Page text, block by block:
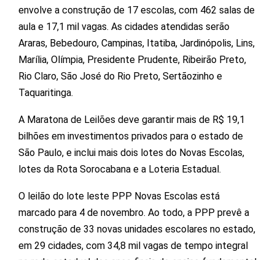
envolve a construção de 17 escolas, com 462 salas de
aula e 17,1 mil vagas. As cidades atendidas serão
Araras, Bebedouro, Campinas, Itatiba, Jardinópolis, Lins,
Marília, Olímpia, Presidente Prudente, Ribeirão Preto,
Rio Claro, São José do Rio Preto, Sertãozinho e
Taquaritinga.
A Maratona de Leilões deve garantir mais de R$ 19,1
bilhões em investimentos privados para o estado de
São Paulo, e inclui mais dois lotes do Novas Escolas,
lotes da Rota Sorocabana e a Loteria Estadual.
O leilão do lote leste PPP Novas Escolas está
marcado para 4 de novembro. Ao todo, a PPP prevê a
construção de 33 novas unidades escolares no estado,
em 29 cidades, com 34,8 mil vagas de tempo integral